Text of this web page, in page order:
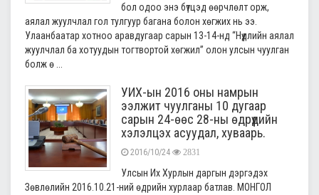
бол одоо энэ бүтцэд өөрчлөлт орж,
аялал жуулчлал гол тулгуур багана болон хөгжих нь ээ.
Улаанбаатар хотноо аравдугаар сарын 13-14-нд “Нүүдлийн аялал
жуулчлал ба хотуудын тогтвортой хөгжил” олон улсын чуулган
болж ө ...
УИХ-ын 2016 оны намрын
ээлжит чуулганы 10 дугаар
сарын 24-өөс 28-ны өдрүүдийн
хэлэлцэх асуудал, хуваарь.
2016/10/24 2831
Улсын Их Хурлын даргын дэргэдэх
Зөвлөлийн 2016.10.21-ний өдрийн хурлаар батлав. МОНГОЛ